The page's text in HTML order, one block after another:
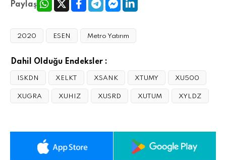
Paylaş
2020 ESEN Metro Yatırım
Dahil Olduğu Endeksler :
ISKDN XELKT XSANK XTUMY XU500
XUGRA XUHIZ XUSRD XUTUM XYLDZ